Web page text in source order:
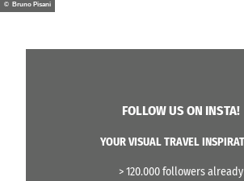
© Bruno Pisani
FOLLOW US ON INSTA!
YOUR VISUAL TRAVEL
> 120.000 followers already